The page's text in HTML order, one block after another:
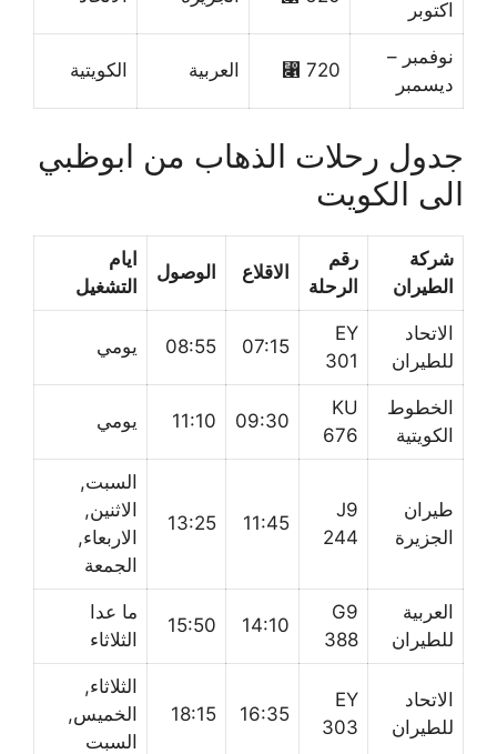
اكتوبر
نوفمبر –
ديسمبر
720 ⃁ العربية الكويتية
جدول رحلات الذهاب من ابوظبي
الى الكويت
شركة
الطيران
رقم
الرحلة
الاقلاع الوصول
ايام
التشغيل
الاتحاد
للطيران
EY
301
07:15
08:55 يومي
الخطوط
الكويتية
KU
676
09:30
11:10 يومي
طيران
الجزيرة
J9
244
11:45
13:25
السبت,
الاثنين,
الاربعاء,
الجمعة
العربية
للطيران
G9
388
14:10
15:50
ما عدا
الثلاثاء
الاتحاد
للطيران
EY
303
16:35
18:15
الثلاثاء,
الخميس,
السبت